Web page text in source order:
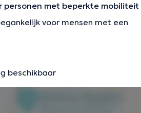
personen met beperkte mobiliteit
voor mensen met een
beschikbaar